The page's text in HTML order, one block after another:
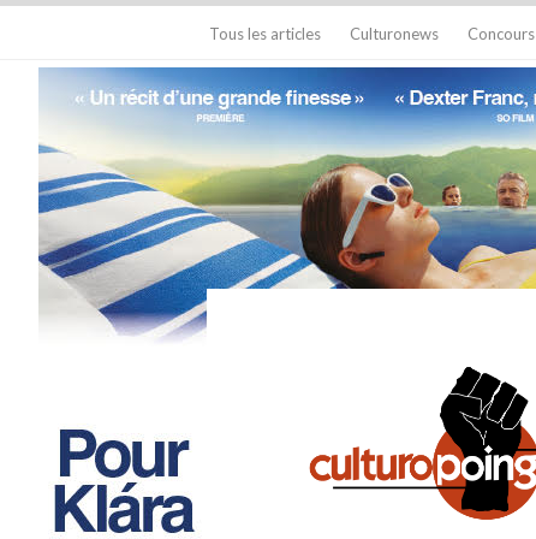
Tous les articles Culturonews Concours